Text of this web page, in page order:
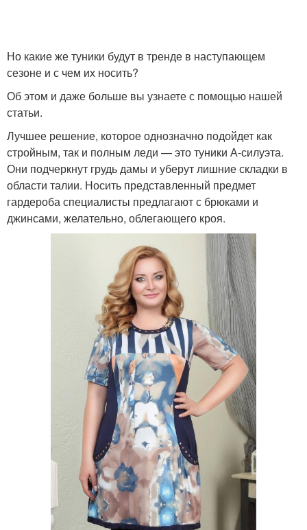
Но какие же туники будут в тренде в наступающем
сезоне и с чем их носить?
Об этом и даже больше вы узнаете с помощью нашей
статьи.
Лучшее решение, которое однозначно подойдет как
стройным, так и полным леди — это туники А-силуэта.
Они подчеркнут грудь дамы и уберут лишние складки в
области талии. Носить представленный предмет
гардероба специалисты предлагают с брюками и
джинсами, желательно, облегающего кроя.